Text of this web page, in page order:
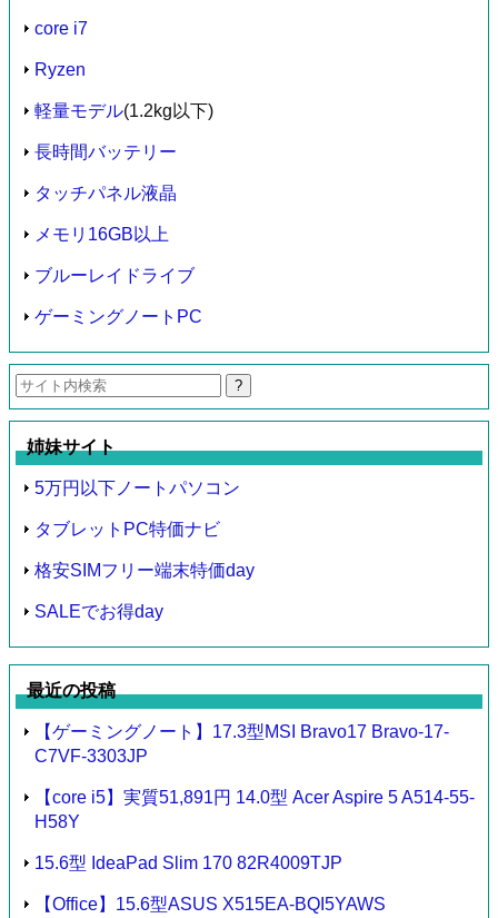
core i7
Ryzen
軽量モデル(1.2kg以下)
長時間バッテリー
タッチパネル液晶
メモリ16GB以上
ブルーレイドライブ
ゲーミングノートPC
検
索:
姉妹サイト
5万円以下ノートパソコン
タブレットPC特価ナビ
格安SIMフリー端末特価day
SALEでお得day
最近の投稿
【ゲーミングノート】17.3型MSI Bravo17 Bravo-17-
C7VF-3303JP
【core i5】実質51,891円 14.0型 Acer Aspire 5 A514-55-
H58Y
15.6型 IdeaPad Slim 170 82R4009TJP
【Office】15.6型ASUS X515EA-BQI5YAWS